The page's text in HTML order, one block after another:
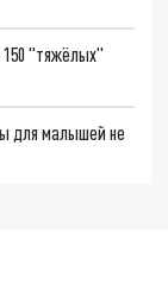
150 "тяжёлых"
для малышей не